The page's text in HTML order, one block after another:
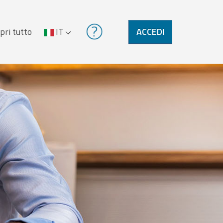
tutto IT ACCEDI